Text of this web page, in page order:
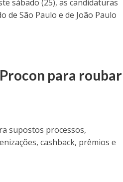
sábado (25), as candidaturas
de São Paulo e de João Paulo
para roubar
supostos processos,
cashback, prêmios e